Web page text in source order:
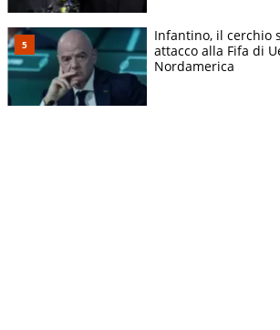
Infantino, il cerchio
attacco alla Fifa di
Nordamerica